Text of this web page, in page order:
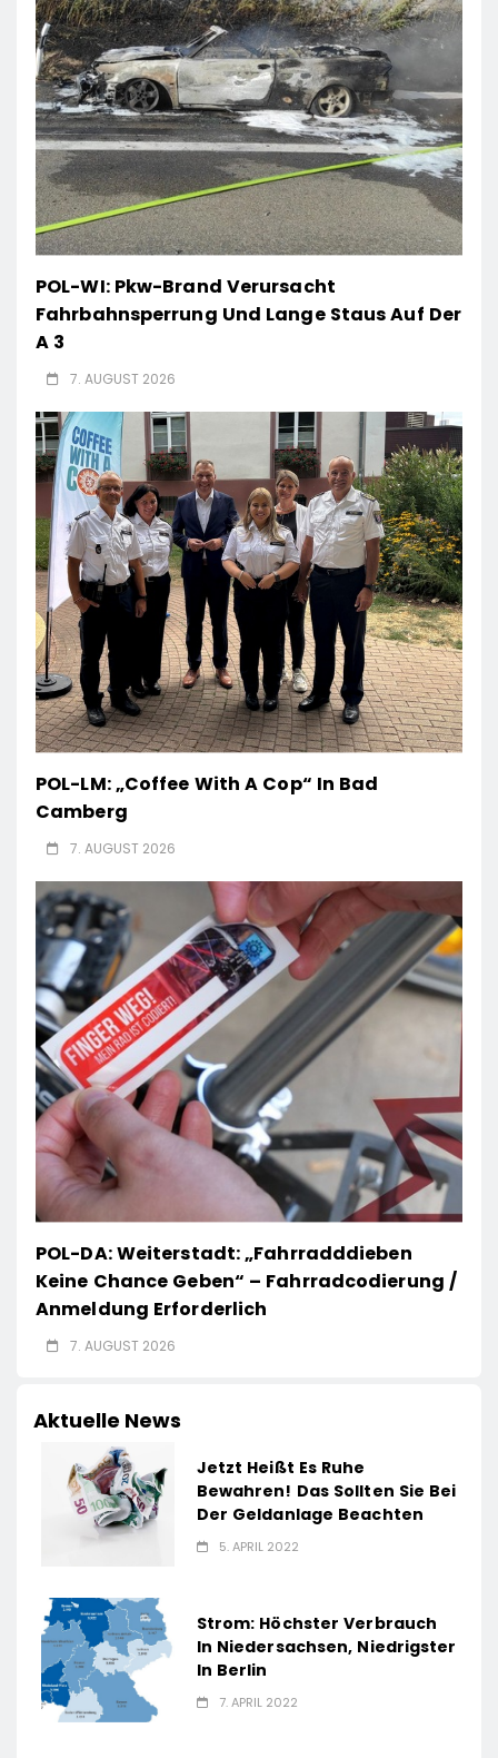
POL-WI: Pkw-Brand Verursacht
Fahrbahnsperrung Und Lange Staus Auf Der
A 3
7. AUGUST 2026
POL-LM: „Coffee With A Cop“ In Bad
Camberg
7. AUGUST 2026
POL-DA: Weiterstadt: „Fahrradddieben
Keine Chance Geben“ – Fahrradcodierung /
Anmeldung Erforderlich
7. AUGUST 2026
Aktuelle News
Jetzt Heißt Es Ruhe
Bewahren! Das Sollten Sie Bei
Der Geldanlage Beachten
5. APRIL 2022
Strom: Höchster Verbrauch
In Niedersachsen, Niedrigster
In Berlin
7. APRIL 2022